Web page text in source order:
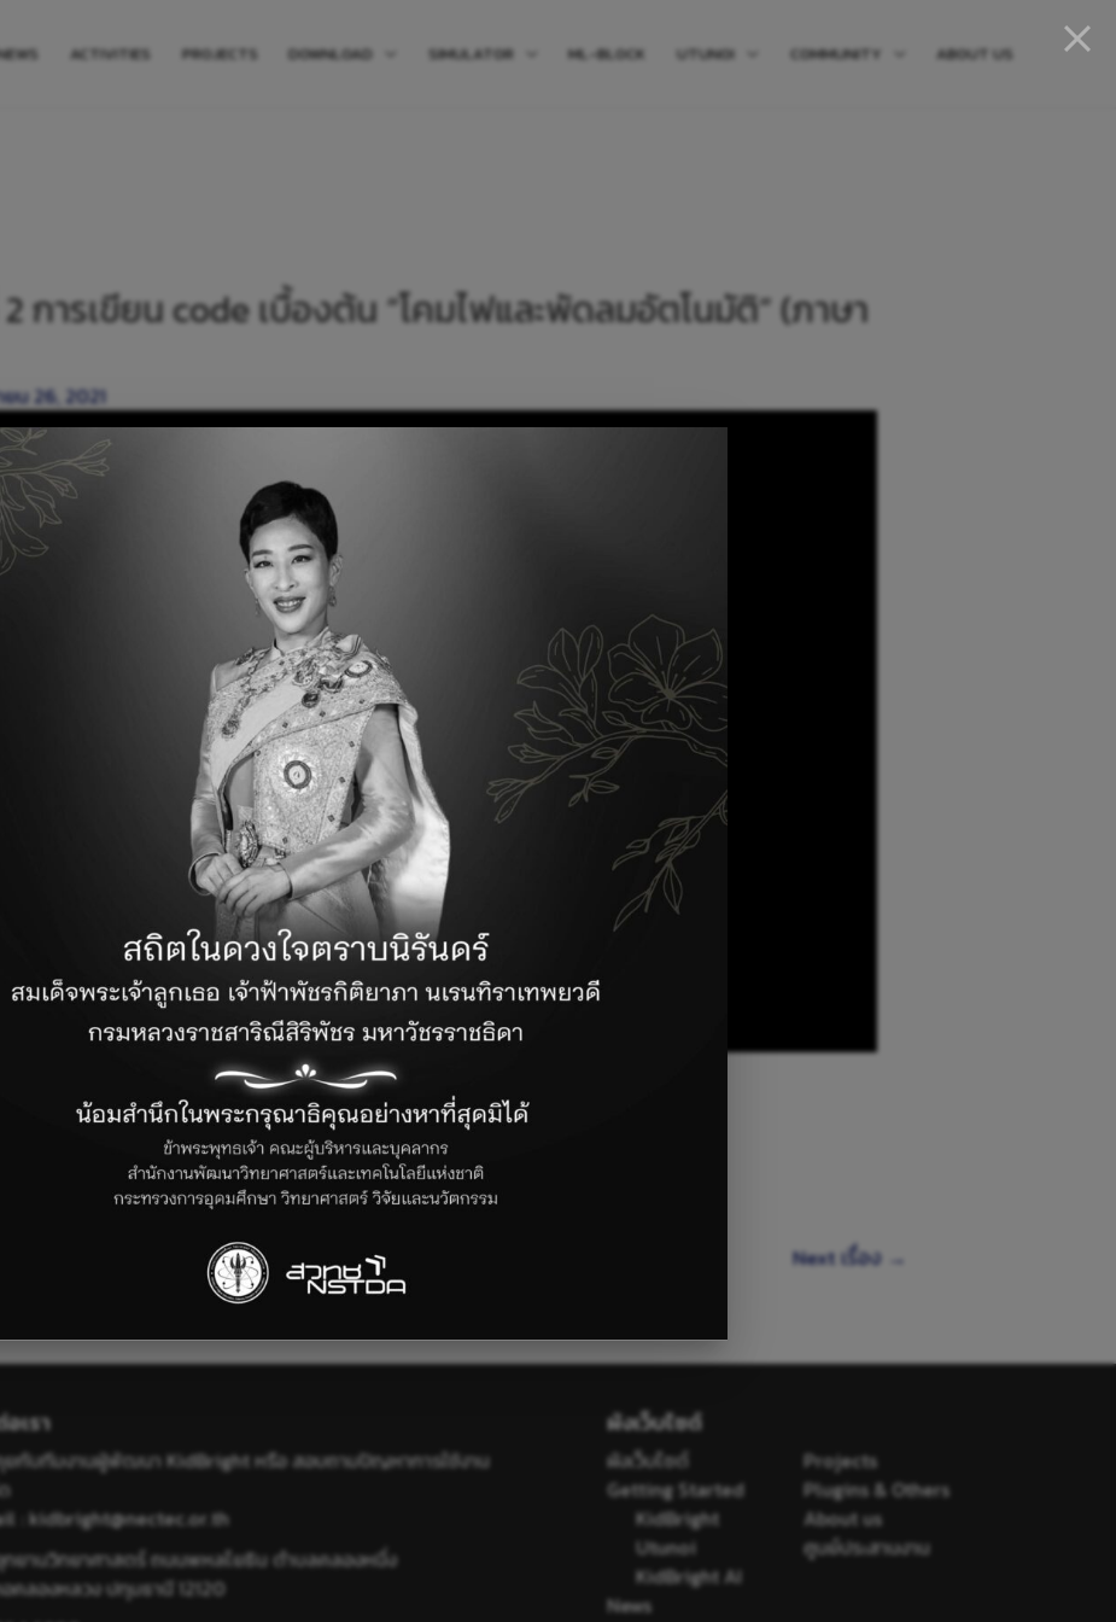
ACTIVITIES PROJECTS DOWNLOAD SIMULATOR ML-BLOCK UTUNOI COMMUNITY ABOUT US
การเขียน code เบื้องต้น “โคมไฟและพัดลมอัตโนมัติ” (ภาษา
ยน 26, 2021
Next เรื่อง →
เรา
กับทีมงานผู้พัฒนา KidBright หรือ สอบถามปัญหาการใช้งาน
: kidbright@nectec.or.th
ทยานวิทยาศาสตร์ ถนนพหลโยธิน ตำบลคลองหนึ่ง
อคลองหลวง ปทุมธานี 12120
ผังเว็บไซต์
ผังเว็บไซต์
Getting Started
KidBright
Utunoi
KidBright AI
News
Projects
Plugins & Others
About us
ศูนย์ประสานงาน